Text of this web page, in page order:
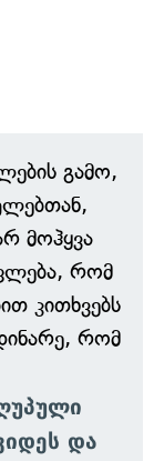
გამო,
მოჰყვა
რომ
კითხვებს
რომ
და